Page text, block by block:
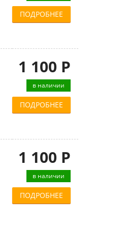
ПОДРОБНЕЕ
1 100 Р
в наличии
ПОДРОБНЕЕ
1 100 Р
в наличии
ПОДРОБНЕЕ